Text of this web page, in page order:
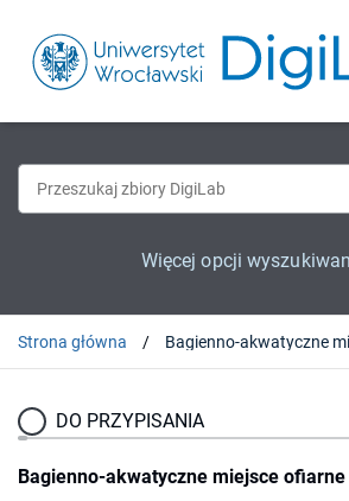
Więcej opcji
Strona główna
DO PRZYPISANIA
Bagienno-akwatyczne miejsce